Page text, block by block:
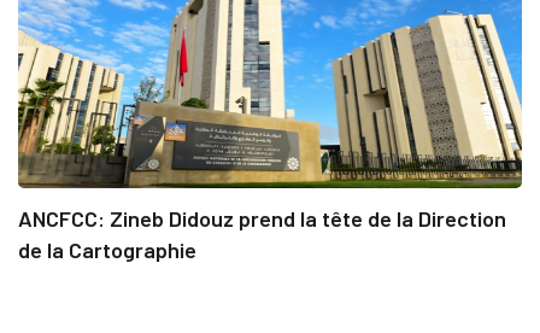
ANCFCC: Zineb Didouz prend la tête de la Direction
de la Cartographie